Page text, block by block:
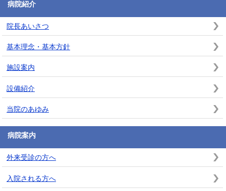
病院紹介
院長あいさつ
基本理念・基本方針
施設案内
設備紹介
当院のあゆみ
病院案内
外来受診の方へ
入院される方へ